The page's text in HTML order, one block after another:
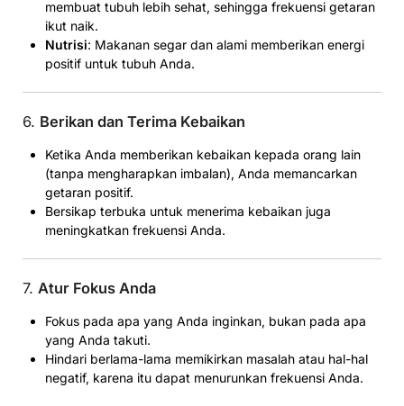
membuat tubuh lebih sehat, sehingga frekuensi getaran
ikut naik.
Nutrisi: Makanan segar dan alami memberikan energi
positif untuk tubuh Anda.
6. Berikan dan Terima Kebaikan
Ketika Anda memberikan kebaikan kepada orang lain
(tanpa mengharapkan imbalan), Anda memancarkan
getaran positif.
Bersikap terbuka untuk menerima kebaikan juga
meningkatkan frekuensi Anda.
7. Atur Fokus Anda
Fokus pada apa yang Anda inginkan, bukan pada apa
yang Anda takuti.
Hindari berlama-lama memikirkan masalah atau hal-hal
negatif, karena itu dapat menurunkan frekuensi Anda.